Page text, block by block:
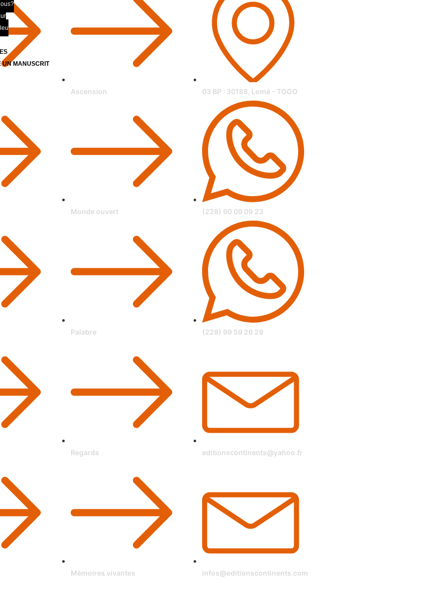
UN MANUSCRIT
Ascension
Monde ouvert
Palabre
Regards
Mémoires vivantes
03 BP : 30188, Lomé - TOGO
(228) 90 09 09 23
(228) 99 59 26 29
editionscontinents@yahoo.fr
infos@editionscontinents.com